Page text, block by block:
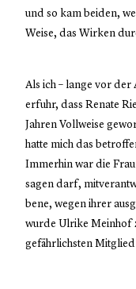
und so kam beiden,
Weise, das Wirken
Als ich – lange vor
erfuhr, dass Renate
Jahren Vollweise
hatte mich das
Immerhin war die
sagen darf,
bene, wegen ihrer
wurde Ulrike Meinhof
gefährlichsten